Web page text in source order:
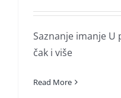
Saznanje imanje U
čak i više
Read More